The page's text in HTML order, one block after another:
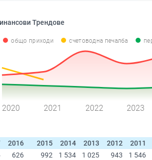
Трендове
общо приходи счетоводна печалба
2020 2021 2022 2023
2016 2015 2014 2013 2012 2011